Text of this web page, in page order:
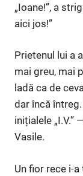
„Ioane!”, a
aici jos!”
Prietenul lui a
mai greu, mai
ladă ca de
dar încă
inițialele „I.V.”
Vasile.
Un fior rece i-